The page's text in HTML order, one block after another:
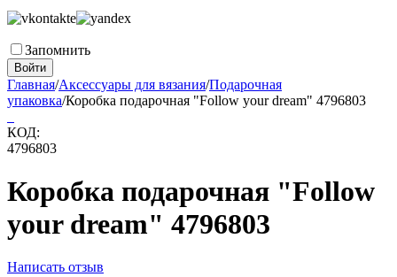
Запомнить
Войти
Главная/Аксессуары для вязания/Подарочная
упаковка/Коробка подарочная "Follow your dream" 4796803
КОД:
4796803
Коробка подарочная "Follow
your dream" 4796803
Написать отзыв